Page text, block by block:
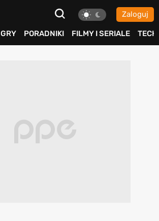
Zaloguj
GRY PORADNIKI FILMY I SERIALE TECH